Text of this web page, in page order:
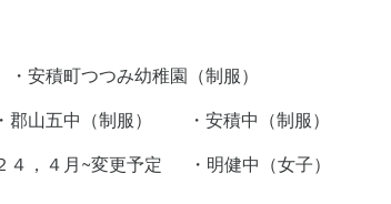
安積町つつみ幼稚園（制服）
山五中（制服） ・安積中（制服）
４，４月~変更予定 ・明健中（女子）